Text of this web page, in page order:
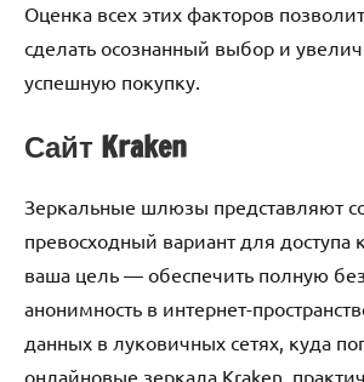
Оценка всех этих факторов
сделать осознанный выбор и
успешную покупку.
Сайт Kraken
Зеркальные шлюзы представляют
превосходный вариант для доступа
ваша цель — обеспечить полную
анонимность в интернет-
данных в луковичных сетях, куда
онлайновые зеркала Kraken,